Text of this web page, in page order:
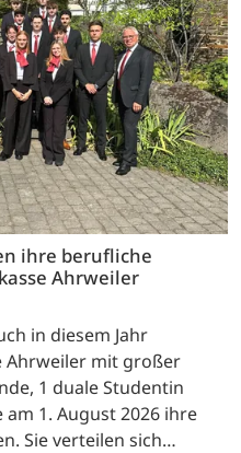
ihre berufliche
Ahrweiler
in diesem Jahr
Ahrweiler mit großer
1 duale Studentin
1. August 2026 ihre
Sie verteilen sich…